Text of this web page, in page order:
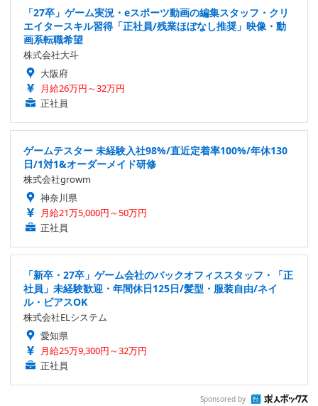
「27卒」ゲーム実況・eスポーツ動画の編集スタッフ・クリ
エイタースキル習得「正社員/残業ほぼなし推奨」映像・動
画系転職希望
株式会社大斗
大阪府
月給26万円～32万円
正社員
ゲームテスター 未経験入社98%/直近定着率100%/年休130
日/1対1&オーダーメイド研修
株式会社growm
神奈川県
月給21万5,000円～50万円
正社員
「新卒・27卒」ゲーム会社のバックオフィススタッフ・「正
社員」未経験歓迎・年間休日125日/髪型・服装自由/ネイ
ル・ピアスOK
株式会社ELシステム
愛知県
月給25万9,300円～32万円
正社員
Sponsored by